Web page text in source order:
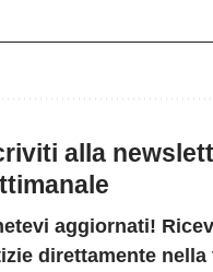
alla
aggiornati!
direttamente nella